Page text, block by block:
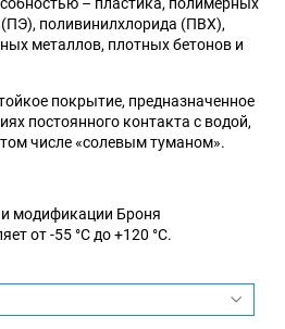
поливинилхлорида (ПВХ),
металлов, плотных бетонов и
покрытие, предназначенное
постоянного контакта с водой,
числе «солевым туманом».
модификации Броня
от -55 °С до +120 °С.